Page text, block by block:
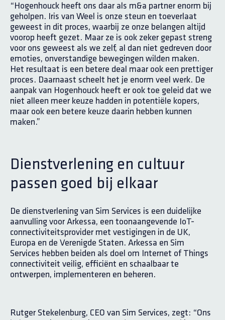
“Hogenhouck heeft ons daar als m&a partner enorm bij
geholpen. Iris van Weel is onze steun en toeverlaat
geweest in dit proces, waarbij ze onze belangen altijd
voorop heeft gezet. Maar ze is ook zeker gepast streng
voor ons geweest als we zelf, al dan niet gedreven door
emoties, onverstandige bewegingen wilden maken.
Het resultaat is een betere deal maar ook een prettiger
proces. Daarnaast scheelt het je enorm veel werk. De
aanpak van Hogenhouck heeft er ook toe geleid dat we
niet alleen meer keuze hadden in potentiële kopers,
maar ook een betere keuze daarin hebben kunnen
maken.”
Dienstverlening en cultuur
passen goed bij elkaar
De dienstverlening van Sim Services is een duidelijke
aanvulling voor Arkessa, een toonaangevende IoT-
connectiviteitsprovider met vestigingen in de UK,
Europa en de Verenigde Staten. Arkessa en Sim
Services hebben beiden als doel om Internet of Things
connectiviteit veilig, efficiënt en schaalbaar te
ontwerpen, implementeren en beheren.
Rutger Stekelenburg, CEO van Sim Services, zegt: “Ons